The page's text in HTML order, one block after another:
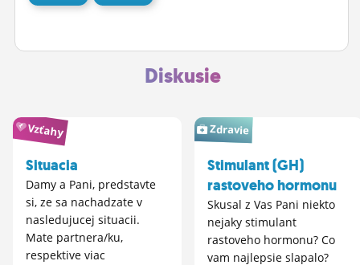
Diskusie
Vzťahy
Situacia
Damy a Pani, predstavte
si, ze sa nachadzate v
nasledujucej situacii.
Mate partnera/ku,
respektive viac
Zdravie
Stimulant (GH)
rastoveho hormonu
Skusal z Vas Pani niekto
nejaky stimulant
rastoveho hormonu? Co
vam najlepsie slapalo?